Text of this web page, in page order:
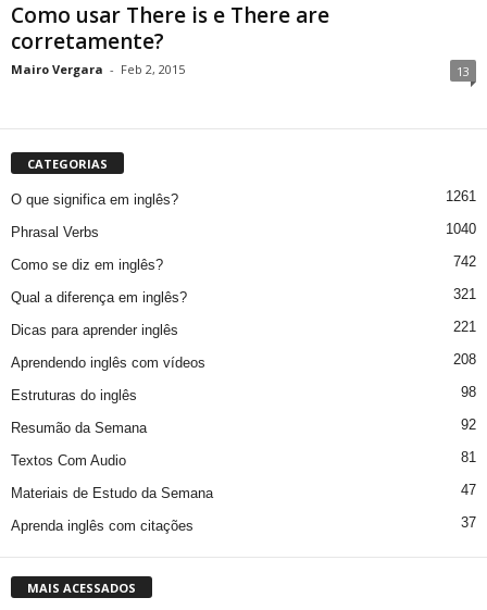
Como usar There is e There are
corretamente?
Mairo Vergara - Feb 2, 2015 13
CATEGORIAS
O que significa em inglês? 1261
Phrasal Verbs 1040
Como se diz em inglês? 742
Qual a diferença em inglês? 321
Dicas para aprender inglês 221
Aprendendo inglês com vídeos 208
Estruturas do inglês 98
Resumão da Semana 92
Textos Com Audio 81
Materiais de Estudo da Semana 47
Aprenda inglês com citações 37
MAIS ACESSADOS